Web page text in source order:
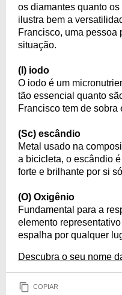
os diamantes quanto
ilustra bem a
Francisco, uma pessoa
situação.
(I) iodo
O iodo é um
tão essencial quanto
Francisco tem de sobra
(Sc) escândio
Metal usado na
a bicicleta, o escândio
forte e brilhante por si
(O) Oxigênio
Fundamental para a
elemento
espalha por qualquer
Descubra o seu nome
COPIAR